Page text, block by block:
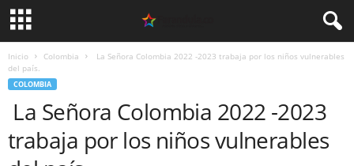
Inicio Colombia
La Señora Colombia 2022 -2023 trabaja por los niños vulnerables
del país.
COLOMBIA
La Señora Colombia 2022 -2023
trabaja por los niños vulnerables